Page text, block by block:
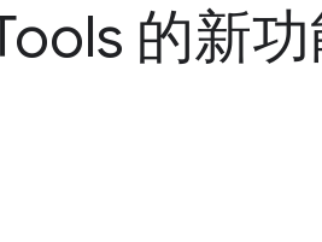
的新